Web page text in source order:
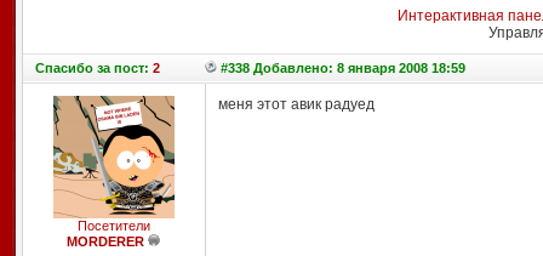
Интерактивная
Спасибоза пост: 2 #338 Добавлено: 8 января 2008 18:59
Посетители
MORDERER
меня этот авик радуед